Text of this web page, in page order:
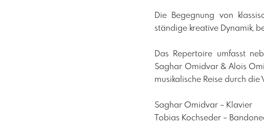
Die Begegnung von
ständige kreative Dynamik,
Das Repertoire umfasst
Saghar Omidvar & Alois
musikalische Reise durch
Saghar Omidvar – Klavier
Tobias Kochseder –